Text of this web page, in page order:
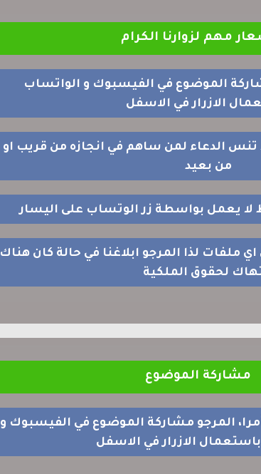
مهم لزوارنا الكرام
الموضوع في الفيسبوك و الواتساب
الازرار في الاسفل
الدعاء لمن ساهم في انجازه من قريب او
من بعيد
لا يعمل بواسطة زر الوتساب على اليسار
اي ملفات لذا المرجو ابلاغنا في حالة كان هناك
لحقوق الملكية
مشاركة الموضوع
المرجو مشاركة الموضوع في الفيسبوك و
الازرار في الاسفل